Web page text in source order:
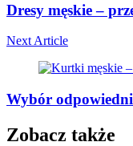
Dresy męskie –
Next Article
Wybór
Zobacz także